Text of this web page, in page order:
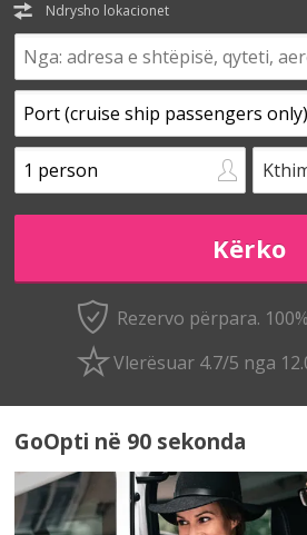
Ndrysho lokacionet
Rezervo përpara.
Vlerësuar 4.7/5 nga
GoOpti në 90 sekonda